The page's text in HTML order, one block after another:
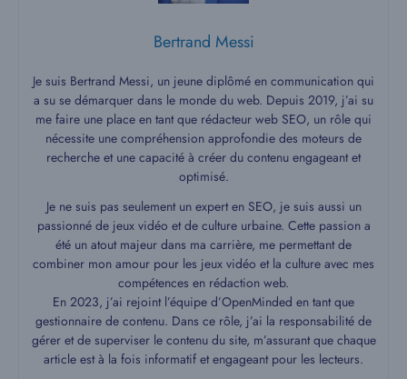
Bertrand Messi
Je suis Bertrand Messi, un jeune diplômé en communication qui
a su se démarquer dans le monde du web. Depuis 2019, j’ai su
me faire une place en tant que rédacteur web SEO, un rôle qui
nécessite une compréhension approfondie des moteurs de
recherche et une capacité à créer du contenu engageant et
optimisé.
Je ne suis pas seulement un expert en SEO, je suis aussi un
passionné de jeux vidéo et de culture urbaine. Cette passion a
été un atout majeur dans ma carrière, me permettant de
combiner mon amour pour les jeux vidéo et la culture avec mes
compétences en rédaction web.
En 2023, j’ai rejoint l’équipe d’OpenMinded en tant que
gestionnaire de contenu. Dans ce rôle, j’ai la responsabilité de
gérer et de superviser le contenu du site, m’assurant que chaque
article est à la fois informatif et engageant pour les lecteurs.